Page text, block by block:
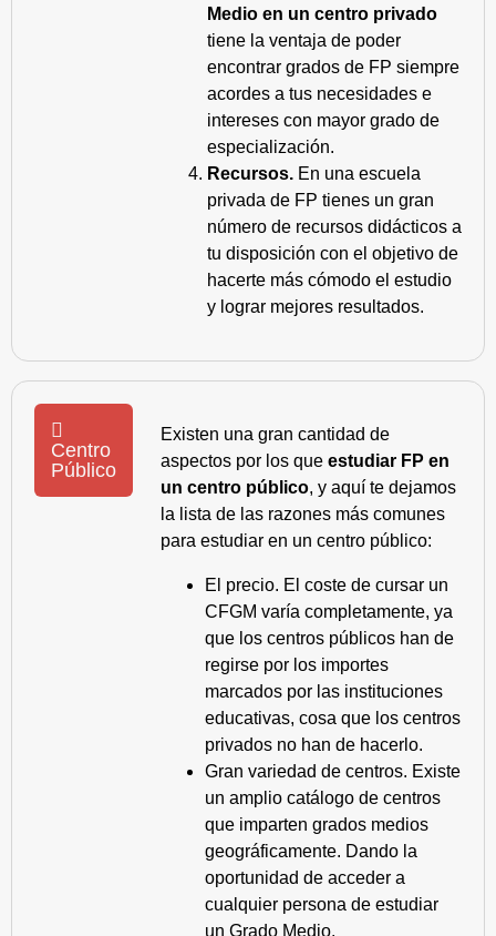
Medio en un centro privado
tiene la ventaja de poder
encontrar grados de FP siempre
acordes a tus necesidades e
intereses con mayor grado de
especialización.
Recursos. En una escuela
privada de FP tienes un gran
número de recursos didácticos a
tu disposición con el objetivo de
hacerte más cómodo el estudio
y lograr mejores resultados.
Centro
Público
Existen una gran cantidad de
aspectos por los que estudiar FP en
un centro público, y aquí te dejamos
la lista de las razones más comunes
para estudiar en un centro público:
El precio. El coste de cursar un
CFGM varía completamente, ya
que los centros públicos han de
regirse por los importes
marcados por las instituciones
educativas, cosa que los centros
privados no han de hacerlo.
Gran variedad de centros. Existe
un amplio catálogo de centros
que imparten grados medios
geográficamente. Dando la
oportunidad de acceder a
cualquier persona de estudiar
un Grado Medio.